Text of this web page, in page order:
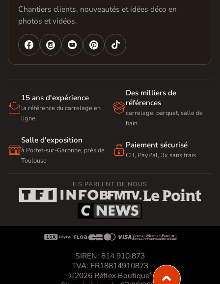
Chantiers clients, nouveautés et idées déco en
photos et vidéos.
   

15 ans d'expérience
la référence du carrelage en
ligne

Des milliers de
références
carrelage, parquet, salle de
bain

Salle d'exposition
à Portet-sur-Garonne, près de
Toulouse
 Paiement sécurisé
CB, PayPal, 3x sans frais
ILS PARLENT DE NOUS

SIREN: 814 910 873
TVA: FR18814910873
©2026 Réflex Boutique®